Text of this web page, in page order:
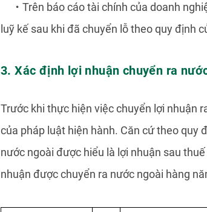
・ Trên báo cáo tài chính của doanh
luỹ kế sau khi đã chuyển lỗ theo quy định
3. Xác định lợi nhuận chuyển ra
Trước khi thực hiện việc chuyển lợi nhuận
của pháp luật hiện hành. Căn cứ theo quy
nước ngoài được hiểu là lợi nhuận sau
nhuận được chuyển ra nước ngoài hàng